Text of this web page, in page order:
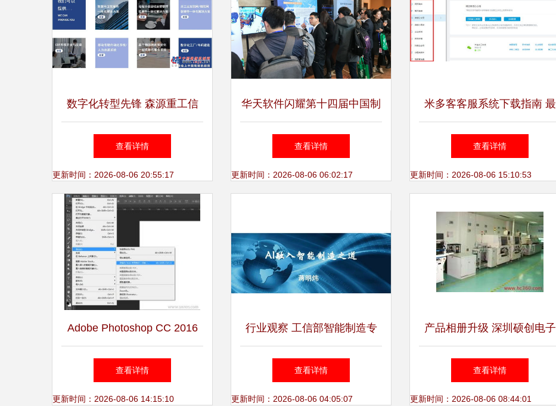
数字化转型先锋 森源重工信
息科团队的软件咨询与实践
查看详情
更新时间：2026-08-06 20:55:17
华天软件闪耀第十四届中国制
造业产品创新数字化国际峰
会，引领数字化咨询新趋势
查看详情
更新时间：2026-08-06 06:02:17
米多客客服系统下载指南 最
新版官方下载与软件咨询全攻
略
查看详情
更新时间：2026-08-06 15:10:53
Adobe Photoshop CC 2016
v16.1.2 完美破解版 功能体验
与最新动态解析
查看详情
更新时间：2026-08-06 14:15:10
行业观察 工信部智能制造专
家蒋明炜谈AI融入智能制造之
道——软件与咨询的协同升级
查看详情
更新时间：2026-08-06 04:05:07
产品相册升级 深圳硕创电子
插件加工厂如何通过软件咨询
重塑生产纪实
查看详情
更新时间：2026-08-06 08:44:01